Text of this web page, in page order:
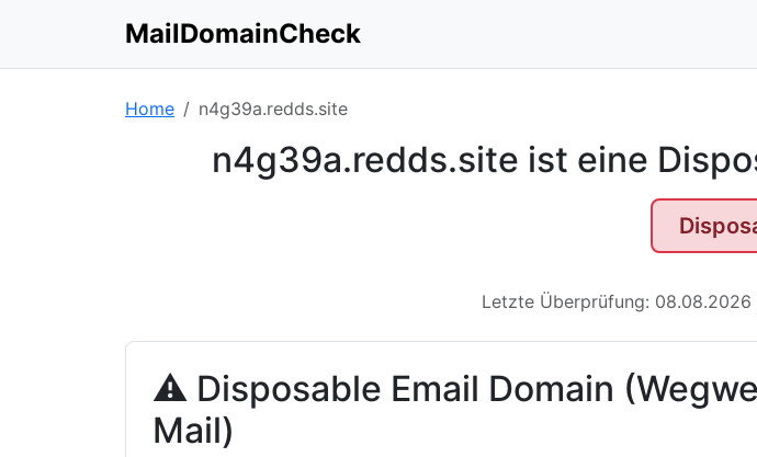
MailDomainCheck
Home n4g39a.redds.site
n4g39a.redds.site ist eine
Letzte Überprüfung:
⚠ Disposable Email Domain
Mail)